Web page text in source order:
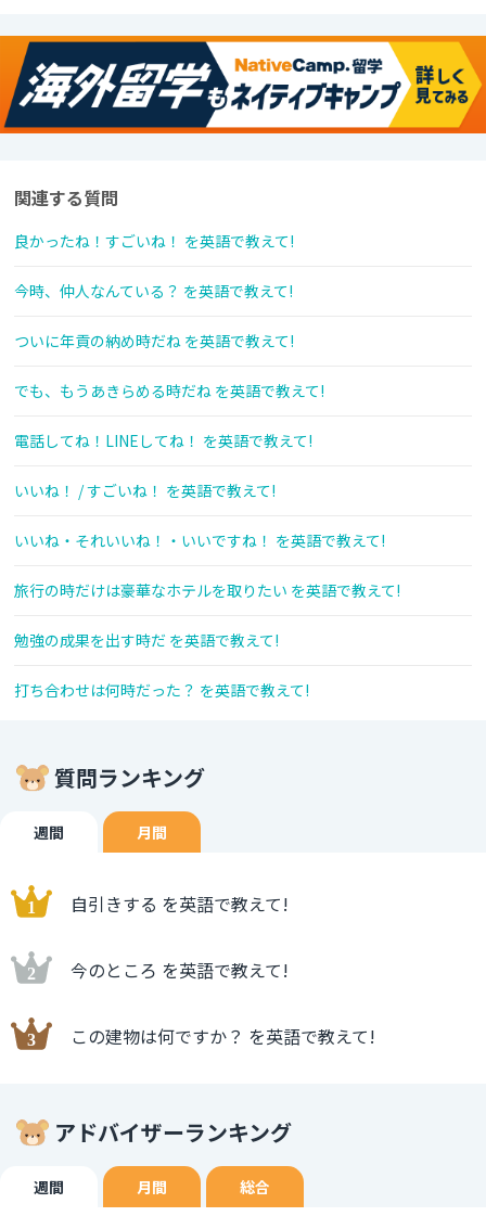
関連する質問
良かったね！すごいね！ を英語で教えて!
今時、仲人なんている？ を英語で教えて!
ついに年貢の納め時だね を英語で教えて!
でも、もうあきらめる時だね を英語で教えて!
電話してね！LINEしてね！ を英語で教えて!
いいね！ / すごいね！ を英語で教えて!
いいね・それいいね！・いいですね！ を英語で教えて!
旅行の時だけは豪華なホテルを取りたい を英語で教えて!
勉強の成果を出す時だ を英語で教えて!
打ち合わせは何時だった？ を英語で教えて!
質問ランキング
週間 月間
自引きする を英語で教えて!
今のところ を英語で教えて!
この建物は何ですか？ を英語で教えて!
アドバイザーランキング
週間 月間 総合